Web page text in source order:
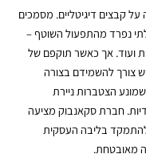
על קבצים דיגיטליים. מסמכים
נפרד מהתפעול השוטף –
ועוד. אך כאשר תוקפם של
צורך להשמידם בצורה
הצטברות ניירת
חברת סקאנבוק מציעה
בליבה העסקית
מאובטחת.